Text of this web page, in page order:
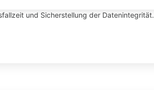
und Sicherstellung der Datenintegrität.